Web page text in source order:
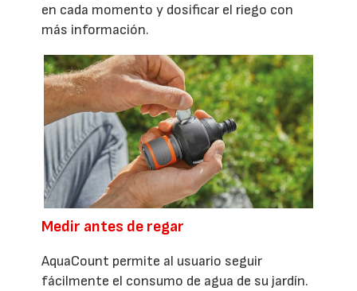
en cada momento y dosificar el riego con
más información.
Medir antes de regar
AquaCount permite al usuario seguir
fácilmente el consumo de agua de su jardín.